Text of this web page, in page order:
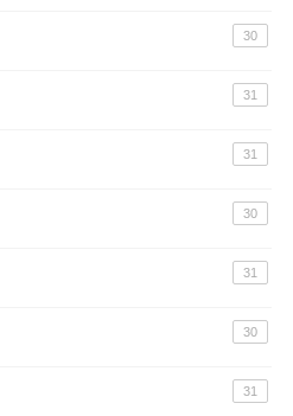
30
31
31
30
31
30
31